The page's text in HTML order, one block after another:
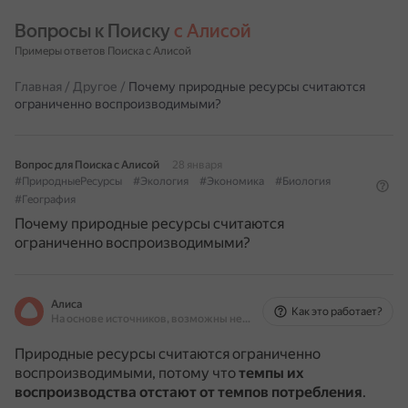
Вопросы к Поиску с Алисой
Примеры ответов Поиска с Алисой
Главная / Другое / Почему природные ресурсы считаются
ограниченно воспроизводимыми?
Вопрос для Поиска с Алисой
28 января
#ПриродныеРесурсы
#Экология #Экономика
#Биология
#География
Почему природные ресурсы считаются
ограниченно воспроизводимыми?
Алиса
На основе источников, возможны неточности
Как это работает?
Природные ресурсы считаются ограниченно
воспроизводимыми, потому чтотемпы их
воспроизводства отстают от темпов потребления.